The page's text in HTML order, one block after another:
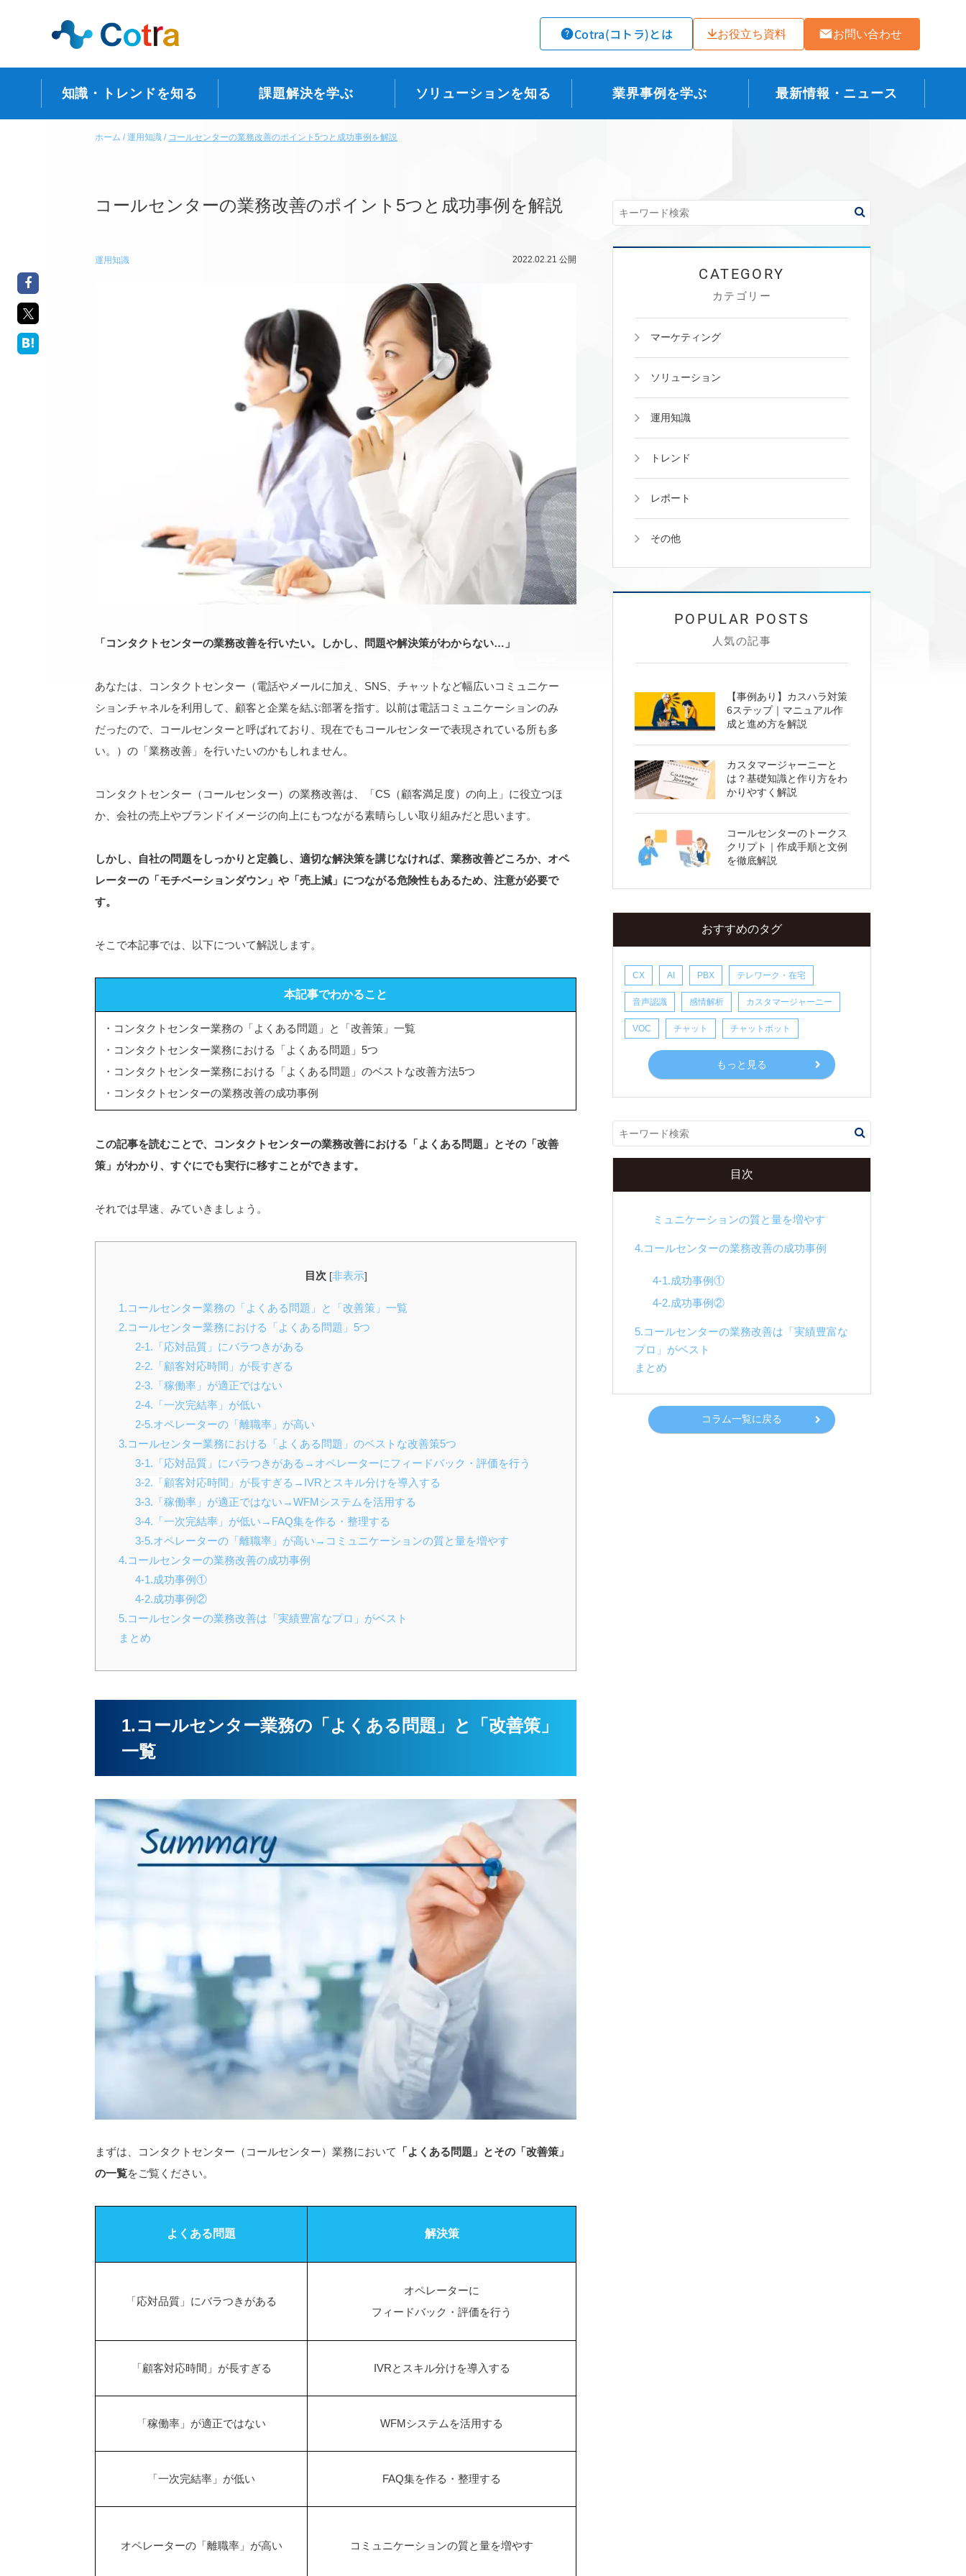
Cotra(コトラ)とは お役立ち資料 お問い合わせ
知識・トレンドを知る 課題解決を学ぶ ソリューションを知る 業界事例を学ぶ 最新情報・ニュース
ホーム 運用知識 コールセンターの業務改善のポイント5つと成功事例を解説
コールセンターの業務改善のポイント5つと成功事例を解説
運用知識 2022.02.21 公開
「コンタクトセンターの業務改善を行いたい。しかし、問題や解決策がわからない…」
あなたは、コンタクトセンター（電話やメールに加え、SNS、チャットなど幅広いコミュニケー
ションチャネルを利用して、顧客と企業を結ぶ部署を指す。以前は電話コミュニケーションのみ
だったので、コールセンターと呼ばれており、現在でもコールセンターで表現されている所も多
い。）の「業務改善」を行いたいのかもしれません。
コンタクトセンター（コールセンター）の業務改善は、「CS（顧客満足度）の向上」に役立つほ
か、会社の売上やブランドイメージの向上にもつながる素晴らしい取り組みだと思います。
しかし、自社の問題をしっかりと定義し、適切な解決策を講じなければ、業務改善どころか、オペ
レーターの「モチベーションダウン」や「売上減」につながる危険性もあるため、注意が必要で
す。
そこで本記事では、以下について解説します。
本記事でわかること
・コンタクトセンター業務の「よくある問題」と「改善策」一覧
・コンタクトセンター業務における「よくある問題」5つ
・コンタクトセンター業務における「よくある問題」のベストな改善方法5つ
・コンタクトセンターの業務改善の成功事例
この記事を読むことで、コンタクトセンターの業務改善における「よくある問題」とその「改善
策」がわかり、すぐにでも実行に移すことができます。
それでは早速、みていきましょう。
目次 [非表示]
1.コールセンター業務の「よくある問題」と「改善策」一覧
2.コールセンター業務における「よくある問題」5つ
2-1.「応対品質」にバラつきがある
2-2.「顧客対応時間」が長すぎる
2-3.「稼働率」が適正ではない
2-4.「一次完結率」が低い
2-5.オペレーターの「離職率」が高い
3.コールセンター業務における「よくある問題」のベストな改善策5つ
3-1.「応対品質」にバラつきがある→オペレーターにフィードバック・評価を行う
3-2.「顧客対応時間」が長すぎる→IVRとスキル分けを導入する
3-3.「稼働率」が適正ではない→WFMシステムを活用する
3-4.「一次完結率」が低い→FAQ集を作る・整理する
3-5.オペレーターの「離職率」が高い→コミュニケーションの質と量を増やす
4.コールセンターの業務改善の成功事例
4-1.成功事例①
4-2.成功事例②
5.コールセンターの業務改善は「実績豊富なプロ」がベスト
まとめ
1.コールセンター業務の「よくある問題」と「改善策」
一覧
まずは、コンタクトセンター（コールセンター）業務において
「よくある問題」とその「改善策」
の一覧をご覧ください。
よくある問題 解決策
「応対品質」にバラつきがある
オペレーターに
フィードバック・評価を行う
「顧客対応時間」が長すぎる IVRとスキル分けを導入する
「稼働率」が適正ではない WFMシステムを活用する
「一次完結率」が低い FAQ集を作る・整理する
オペレーターの「離職率」が高い コミュニケーションの質と量を増やす
カテゴリー
マーケティング
ソリューション
運用知識
トレンド
レポート
その他
人気の記事
【事例あり】カスハラ対策
6ステップ｜マニュアル作
成と進め方を解説
カスタマージャーニーと
は？基礎知識と作り方をわ
かりやすく解説
コールセンターのトークス
クリプト｜作成手順と文例
を徹底解説
おすすめのタグ
CX AI PBX テレワーク・在宅
音声認識 感情解析 カスタマージャーニー
VOC チャット チャットボット
もっと見る
目次
1.コールセンター業務の「よくある問題」と
題」5つ
2-3.「稼働率」が適正ではない
2-4.「一次完結率」が低い
3.コールセンター業務における「よくある問
題」のベストな改善策5つ
3-1.「応対品質」にバラつきがある→オペ
レーターにフィードバック・評価を行う
3-2.「顧客対応時間」が長すぎる→IVRと
スキル分けを導入する
3-3.「稼働率」が適正ではない→WFMシ
ステムを活用する
3-4.「一次完結率」が低い→FAQ集を作
ミュニケーションの質と量を増やす
4.コールセンターの業務改善の成功事例
4-1.成功事例①
4-2.成功事例②
5.コールセンターの業務改善は「実績豊富な
プロ」がベスト
まとめ
コラム一覧に戻る